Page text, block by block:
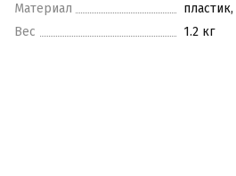
Материал
Вес
1.2 кг